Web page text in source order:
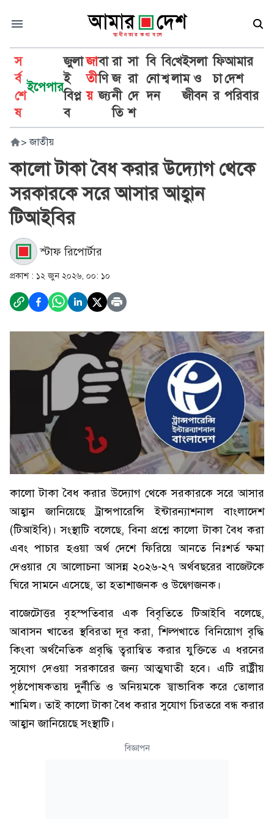
স
র্ব
শে
ষ
ইপেপার
জুলা
ই
বিপ্ল
ব
জা
তী
য়
বা
ণি
জ্য
রা
জ
নী
তি
সা
রা
দে
শ
বি
নো
দন
বি
শ্ব
খে
লা
ইসলা
ম ও
জীবন
ফি
চা
র
আমার
দেশ
পরিবার
> জাতীয়
কালো টাকা বৈধ করার উদ্যোগ থেকে
সরকারকে সরে আসার আহ্বান
টিআইবির
স্টাফ রিপোর্টার
প্রকাশ : ১২ জুন ২০২৬, ০০: ১০
কালো টাকা বৈধ করার উদ্যোগ থেকে সরকারকে সরে আসার
আহ্বান জানিয়েছে ট্রান্সপারেন্সি ইন্টারন্যাশনাল বাংলাদেশ
(টিআইবি)। সংস্থাটি বলেছে, বিনা প্রশ্নে কালো টাকা বৈধ করা
এবং পাচার হওয়া অর্থ দেশে ফিরিয়ে আনতে নিঃশর্ত ক্ষমা
দেওয়ার যে আলোচনা আসন্ন ২০২৬-২৭ অর্থবছরের বাজেটকে
ঘিরে সামনে এসেছে, তা হতাশাজনক ও উদ্বেগজনক।
বাজেটোত্তর বৃহস্পতিবার এক বিবৃতিতে টিআইবি বলেছে,
আবাসন খাতের স্থবিরতা দূর করা, শিল্পখাতে বিনিয়োগ বৃদ্ধি
কিংবা অর্থনৈতিক প্রবৃদ্ধি ত্বরান্বিত করার যুক্তিতে এ ধরনের
সুযোগ দেওয়া সরকারের জন্য আত্মঘাতী হবে। এটি রাষ্ট্রীয়
পৃষ্ঠপোষকতায় দুর্নীতি ও অনিয়মকে স্বাভাবিক করে তোলার
শামিল। তাই কালো টাকা বৈধ করার সুযোগ চিরতরে বন্ধ করার
আহ্বান জানিয়েছে সংস্থাটি।
বিজ্ঞাপন